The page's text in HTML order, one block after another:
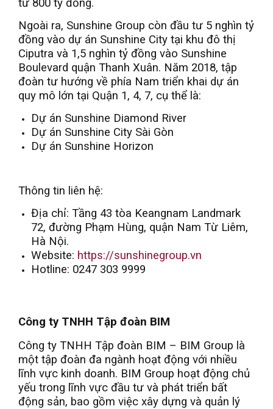
tư 800 tỷ đồng.
Ngoài ra, Sunshine Group còn đầu tư 5 nghìn tỷ
đồng vào dự án Sunshine City tại khu đô thị
Ciputra và 1,5 nghìn tỷ đồng vào Sunshine
Boulevard quận Thanh Xuân. Năm 2018, tập
đoàn tư hướng về phía Nam triển khai dự án
quy mô lớn tại Quận 1, 4, 7, cụ thể là:
Dự án Sunshine Diamond River
Dự án Sunshine City Sài Gòn
Dự án Sunshine Horizon
Thông tin liên hệ:
Địa chỉ: Tầng 43 tòa Keangnam Landmark
72, đường Phạm Hùng, quận Nam Từ Liêm,
Hà Nội.
Website: https://sunshinegroup.vn
Hotline: 0247 303 9999
Công ty TNHH Tập đoàn BIM
Công ty TNHH Tập đoàn BIM – BIM Group là
một tập đoàn đa ngành hoạt động với nhiều
lĩnh vực kinh doanh. BIM Group hoạt động chủ
yếu trong lĩnh vực đầu tư và phát triển bất
động sản, bao gồm việc xây dựng và quản lý